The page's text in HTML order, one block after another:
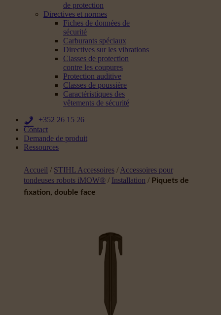
de protection
Directives et normes
Fiches de données de
sécurité
Carburants spéciaux
Directives sur les vibrations
Classes de protection
contre les coupures
Protection auditive
Classes de poussière
Caractéristiques des
vêtements de sécurité
+352 26 15 26
Contact
Demande de produit
Ressources
Accueil / STIHL Accessoires / Accessoires pour
tondeuses robots iMOW® / Installation / Piquets de
fixation, double face